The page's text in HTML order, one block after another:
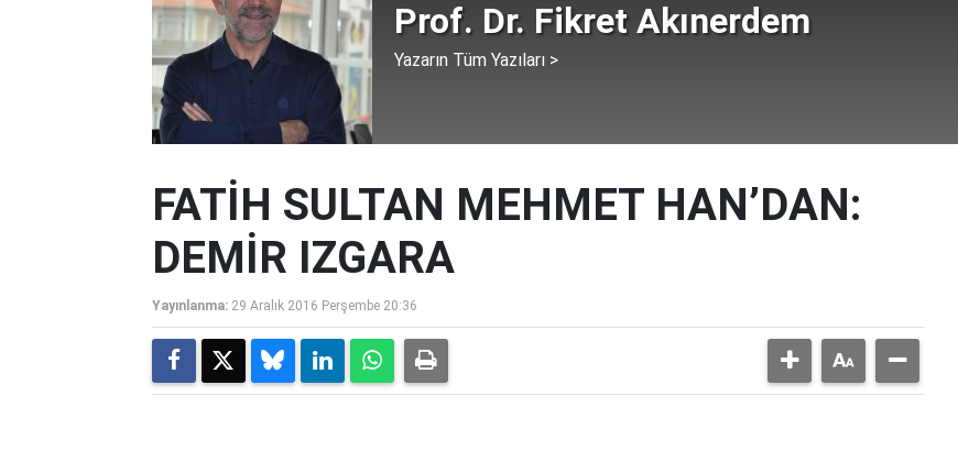
Prof. Dr. Fikret Akınerdem
Yazarın Tüm Yazıları >
FATİH SULTAN MEHMET HAN’DAN:
DEMİR IZGARA
Yayınlanma: 29 Aralık 2016 Perşembe 20:36